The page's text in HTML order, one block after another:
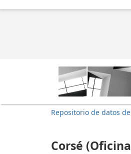
Repositorio de datos
Corsé